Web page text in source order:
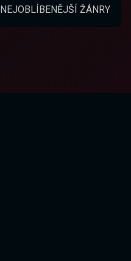
NEJOBLÍBENĚJŠÍ ŽÁNRY